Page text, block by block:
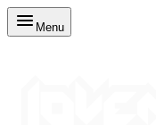
Menu